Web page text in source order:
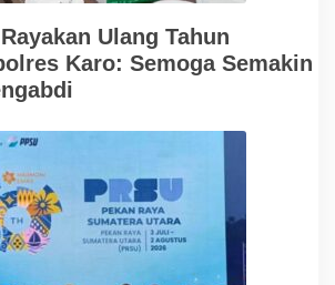
Ulang Tahun
Karo: Semoga Semakin